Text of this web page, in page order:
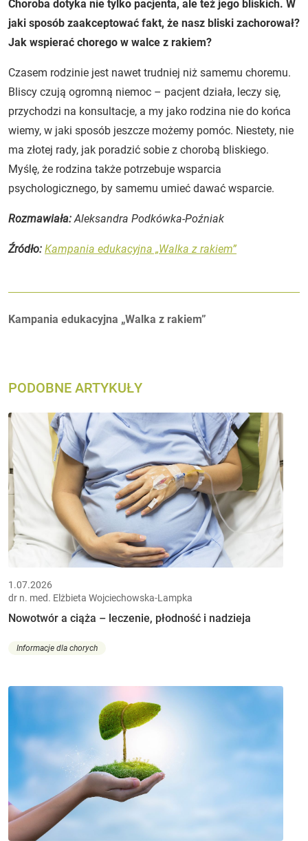
Choroba dotyka nie tylko pacjenta, ale też jego bliskich. W
jaki sposób zaakceptować fakt, że nasz bliski zachorował?
Jak wspierać chorego w walce z rakiem?
Czasem rodzinie jest nawet trudniej niż samemu choremu.
Bliscy czują ogromną niemoc – pacjent działa, leczy się,
przychodzi na konsultacje, a my jako rodzina nie do końca
wiemy, w jaki sposób jeszcze możemy pomóc. Niestety, nie
ma złotej rady, jak poradzić sobie z chorobą bliskiego.
Myślę, że rodzina także potrzebuje wsparcia
psychologicznego, by samemu umieć dawać wsparcie.
Rozmawiała: Aleksandra Podkówka-Poźniak
Źródło: Kampania edukacyjna „Walka z rakiem”
Autorzy:
Kampania edukacyjna „Walka z rakiem”
PODOBNE ARTYKUŁY
1.07.2026
dr n. med. Elżbieta Wojciechowska-Lampka
Nowotwór a ciąża – leczenie, płodność i nadzieja
Informacje dla chorych